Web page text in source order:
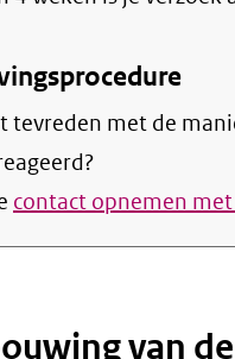
tevreden met de
contact opnemen
van